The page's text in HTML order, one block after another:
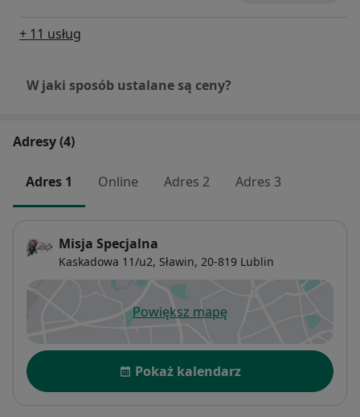
+ 11 usług
W jaki sposób ustalane są ceny?
Adresy (4)
Adres 1 Online Adres 2 Adres 3
Misja Specjalna
Kaskadowa 11/u2, Sławin, 20-819 Lublin
Powiększ mapęotwiera się w nowej karcie
Dostępność
Pokaż kalendarz